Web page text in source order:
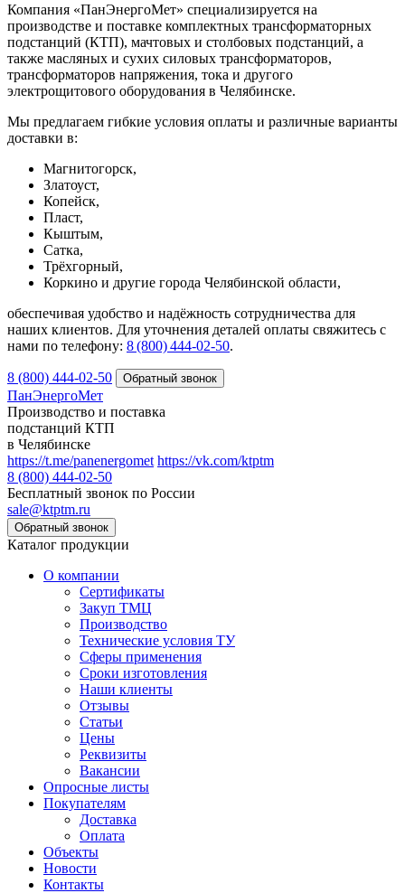
Компания «ПанЭнергоМет» специализируется на
производстве и поставке комплектных трансформаторных
подстанций (КТП), мачтовых и столбовых подстанций, а
также масляных и сухих силовых трансформаторов,
трансформаторов напряжения, тока и другого
электрощитового оборудования в Челябинске.
Мы предлагаем гибкие условия оплаты и различные варианты
доставки в:
Магнитогорск,
Златоуст,
Копейск,
Пласт,
Кыштым,
Сатка,
Трёхгорный,
Коркино и другие города Челябинской области,
обеспечивая удобство и надёжность сотрудничества для
наших клиентов. Для уточнения деталей оплаты свяжитесь с
нами по телефону: 8 (800) 444‑02‑50.
8 (800) 444-02-50
ПанЭнергоМет
Производство и поставка
подстанций КТП
в Челябинске
https://t.me/panenergomet https://vk.com/ktptm
8 (800) 444-02-50
Бесплатный звонок по России
sale@ktptm.ru
Каталог продукции
О компании
Сертификаты
Закуп ТМЦ
Производство
Технические условия ТУ
Сферы применения
Сроки изготовления
Наши клиенты
Отзывы
Статьи
Цены
Реквизиты
Вакансии
Опросные листы
Покупателям
Доставка
Оплата
Объекты
Новости
Контакты